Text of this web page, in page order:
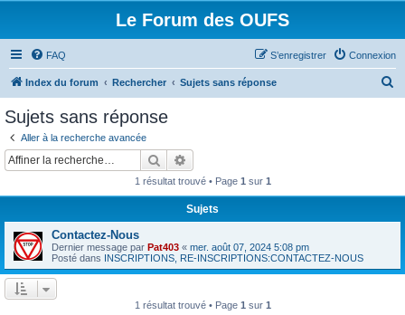
Le Forum des OUFS
FAQ Connexion
S’enregistrer
Index du forum Rechercher Sujets sans réponse
r
Sujets sans réponse
Aller à la recherche avancée
Rechercher
1 résultat trouvé • Page 1 sur 1
Sujets
Contactez-Nous
Dernier message par Pat403 « mer. août 07, 2024 5:08 pm
Posté dans INSCRIPTIONS, RE-INSCRIPTIONS:CONTACTEZ-NOUS
1 résultat trouvé • Page 1 sur 1